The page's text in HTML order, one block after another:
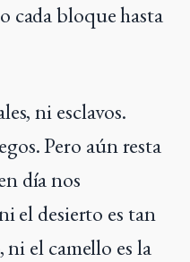
cada bloque hasta
ni esclavos.
Pero aún resta
día nos
el desierto es tan
el camello es la